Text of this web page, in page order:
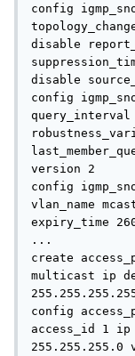
config
disable
disable
config
query_interval
version 2
config
vlan_name
expiry_time
...
create
multicast ip
config
access_id 1
255.255.255.0